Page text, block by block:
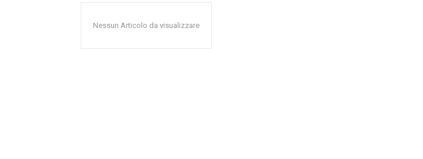
Nessun Articolo da visualizzare